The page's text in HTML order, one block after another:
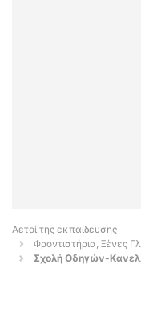
Αετοί της εκπαίδευσης
Φροντιστήρια, Ξένες
Σχολή Οδηγών-